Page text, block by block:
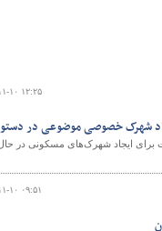
۱۴۰۰-۱۱-
جدید با اعلام این خبر که مطالعه و مکانیابی ۴۰ موقعیت برای ایجاد شهرک‌های مسکونی در
۱۴۰۰-۱۱-